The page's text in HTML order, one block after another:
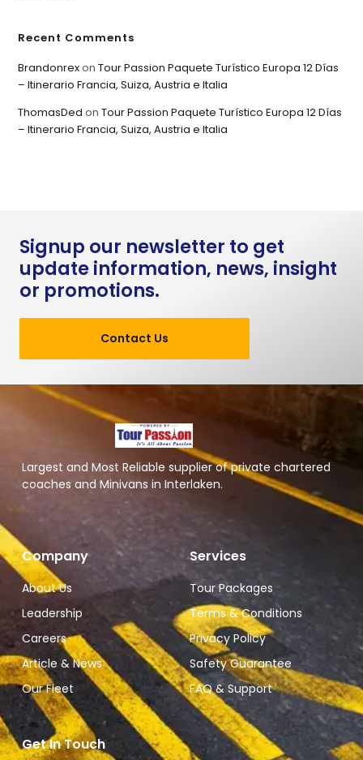
Recent Comments
BrandonrexonTour Passion Paquete Turístico Europa 12 Días
– Itinerario Francia, Suiza, Austria e Italia
ThomasDed onTour Passion Paquete Turístico Europa 12 Días
– Itinerario Francia, Suiza, Austria e Italia
Signup our newsletter to get
update information, news, insight
or promotions.
Contact Us
Largest and Most Reliable supplier of private chartered
coaches and Minivans in Interlaken.
Company
About Us
Leadership
Careers
Article & News
Our Fleet
Services
Tour Packages
Terms & Conditions
Privacy Policy
Safety Guarantee
FAQ & Support
Get In Touch